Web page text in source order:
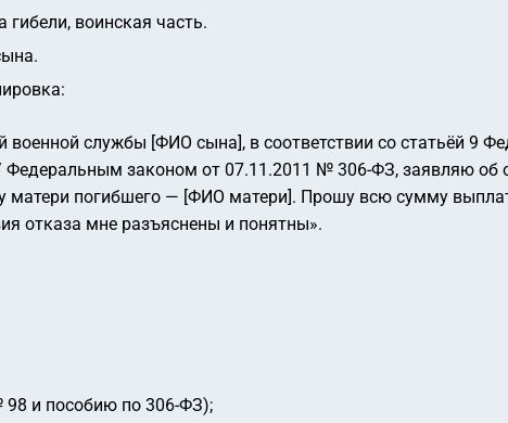
воинская часть.
службы [ФИО сына], в соответствии со статьёй 9
законом от 07.11.2011 № 306-ФЗ, заявляю об
матери погибшего — [ФИО матери]. Прошу всю сумму
отказа мне разъяснены и понятны».
98 и пособию по 306-ФЗ);